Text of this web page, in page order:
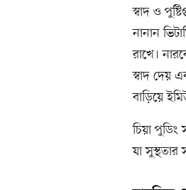
স্বাদ ও
নানান
রাখে।
স্বাদ দেয়
বাড়িয়ে
চিয়া পুডিং
যা সুস্থতার